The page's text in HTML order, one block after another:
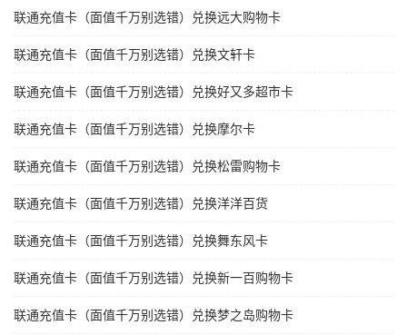
联通充值卡（面值千万别选错）兑换远大购物卡
联通充值卡（面值千万别选错）兑换文轩卡
联通充值卡（面值千万别选错）兑换好又多超市卡
联通充值卡（面值千万别选错）兑换摩尔卡
联通充值卡（面值千万别选错）兑换松雷购物卡
联通充值卡（面值千万别选错）兑换洋洋百货
联通充值卡（面值千万别选错）兑换舞东风卡
联通充值卡（面值千万别选错）兑换新一百购物卡
联通充值卡（面值千万别选错）兑换梦之岛购物卡